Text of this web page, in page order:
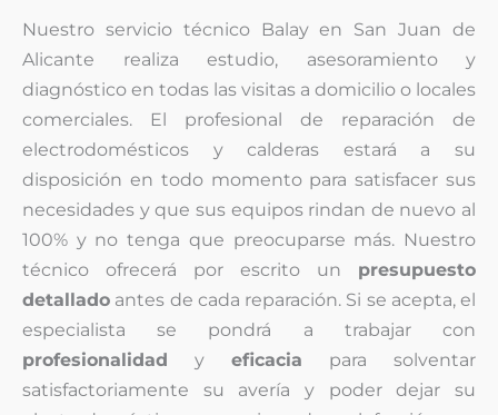
Nuestro servicio técnico Balay en San Juan de
Alicante realiza estudio, asesoramiento y
diagnóstico en todas las visitas a domicilio o locales
comerciales. El profesional de reparación de
electrodomésticos y calderas estará a su
disposición en todo momento para satisfacer sus
necesidades y que sus equipos rindan de nuevo al
100% y no tenga que preocuparse más. Nuestro
técnico ofrecerá por escrito un presupuesto
detallado antes de cada reparación. Si se acepta, el
especialista se pondrá a trabajar con
profesionalidad
y eficacia para solventar
satisfactoriamente su avería y poder dejar su